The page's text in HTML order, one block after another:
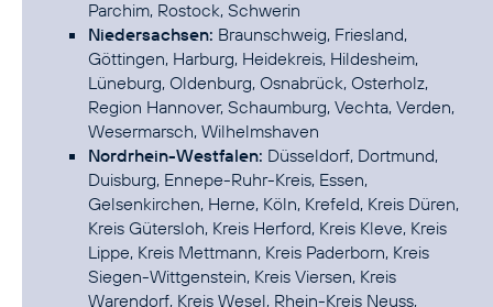
Parchim, Rostock, Schwerin
Niedersachsen: Braunschweig, Friesland,
Göttingen, Harburg, Heidekreis, Hildesheim,
Lüneburg, Oldenburg, Osnabrück, Osterholz,
Region Hannover, Schaumburg, Vechta, Verden,
Wesermarsch, Wilhelmshaven
Nordrhein-Westfalen: Düsseldorf, Dortmund,
Duisburg, Ennepe-Ruhr-Kreis, Essen,
Gelsenkirchen, Herne, Köln, Krefeld, Kreis Düren,
Kreis Gütersloh, Kreis Herford, Kreis Kleve, Kreis
Lippe, Kreis Mettmann, Kreis Paderborn, Kreis
Siegen-Wittgenstein, Kreis Viersen, Kreis
Warendorf, Kreis Wesel, Rhein-Kreis Neuss,